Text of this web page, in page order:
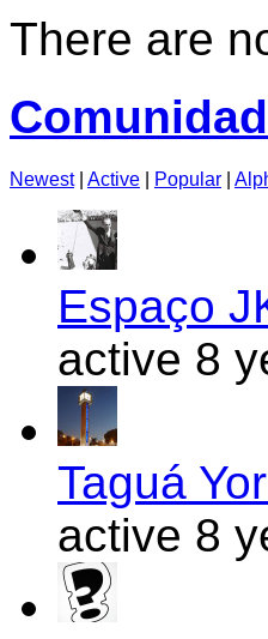
There are
Newest Active Popular
Espaço
active 8
Taguá
active 8